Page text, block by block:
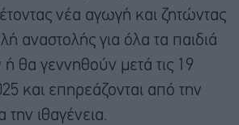
νέα αγωγή και ζητώντας
αναστολής για όλα τα παιδιά
θα γεννηθούν μετά τις 19
και επηρεάζονται από την
την ιθαγένεια.